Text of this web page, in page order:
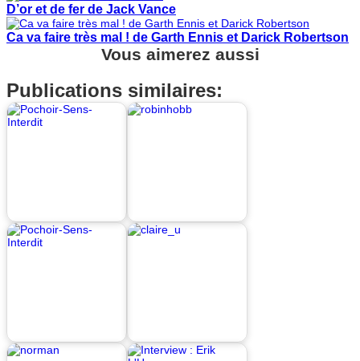
D’or et de fer de Jack Vance
Ca va faire très mal ! de Garth Ennis et Darick Robertson
Vous aimerez aussi
Publications similaires: